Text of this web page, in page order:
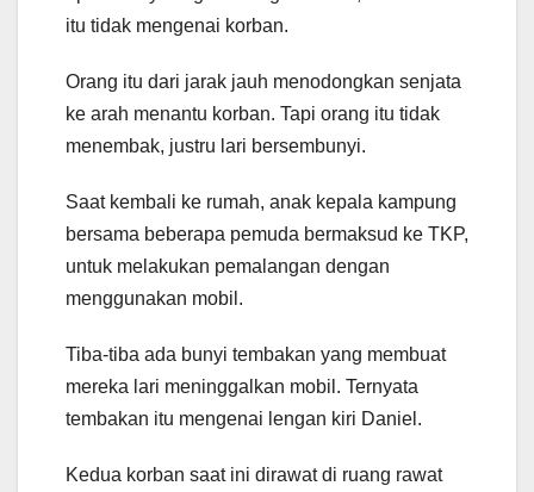
itu tidak mengenai korban.
Orang itu dari jarak jauh menodongkan senjata
ke arah menantu korban. Tapi orang itu tidak
menembak, justru lari bersembunyi.
Saat kembali ke rumah, anak kepala kampung
bersama beberapa pemuda bermaksud ke TKP,
untuk melakukan pemalangan dengan
menggunakan mobil.
Tiba-tiba ada bunyi tembakan yang membuat
mereka lari meninggalkan mobil. Ternyata
tembakan itu mengenai lengan kiri Daniel.
Kedua korban saat ini dirawat di ruang rawat